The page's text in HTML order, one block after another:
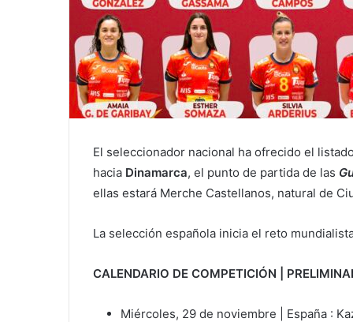
El seleccionador nacional ha ofrecido el
hacia Dinamarca, el punto de partida de las
ellas estará Merche Castellanos, natural de
La selección española inicia el reto
CALENDARIO DE COMPETICIÓN |
Miércoles, 29 de noviembre | España :